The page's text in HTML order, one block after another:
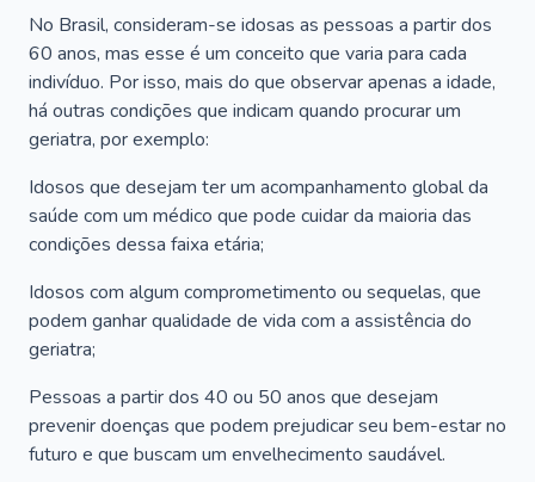
No Brasil, consideram-se idosas as pessoas a partir dos
60 anos, mas esse é um conceito que varia para cada
indivíduo. Por isso, mais do que observar apenas a idade,
há outras condições que indicam quando procurar um
geriatra, por exemplo:
Idosos que desejam ter um acompanhamento global da
saúde com um médico que pode cuidar da maioria das
condições dessa faixa etária;
Idosos com algum comprometimento ou sequelas, que
podem ganhar qualidade de vida com a assistência do
geriatra;
Pessoas a partir dos 40 ou 50 anos que desejam
prevenir doenças que podem prejudicar seu bem-estar no
futuro e que buscam um envelhecimento saudável.